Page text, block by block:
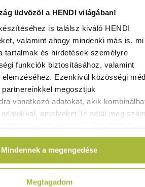
üdvözöl a HENDI világában!
is találsz kiváló HENDI
valamint ahogy mindenki más is,
tartalmak és hirdetések személyre
funkciók biztosításához, valamint
elemzéséhez. Ezenkívül közösségi
megosztjuk
vonatkozó adatokat, akik
amelyeket Te adtál meg
Mindennek a megengedése
Megtagadom
250 – fix sebességgel –
250W – ø75x(H)285 mm - HENDI
224328
Raktáron
107.460Ft
Ft+ ÁFA)
000 Ft felett
belül